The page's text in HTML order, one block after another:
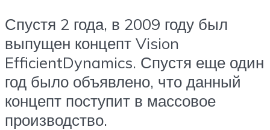
Спустя 2 года, в 2009 году был
выпущен концепт Vision
EfficientDynamics. Спустя еще один
год было объявлено, что данный
концепт поступит в массовое
производство.